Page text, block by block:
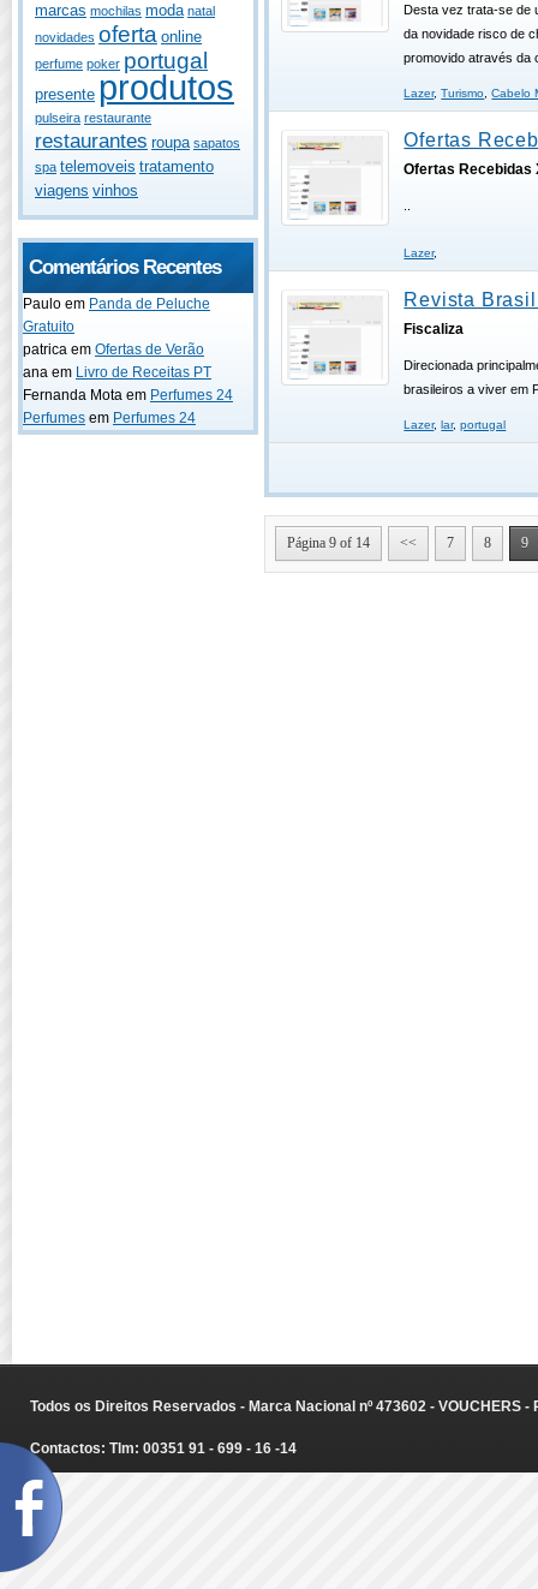
marcas mochilas moda natal
novidades oferta online
perfume poker portugal
presente produtos
pulseira restaurante
restaurantes roupa sapatos
spa telemoveis tratamento
viagens vinhos
Comentários Recentes
Paulo em Panda de Peluche
Gratuito
patrica em Ofertas de Verão
ana em Livro de Receitas PT
Fernanda Mota em Perfumes 24
Perfumes em Perfumes 24
Desta vez trata-se de
da novidade risco de
promovido através da
Lazer,Turismo,Cabelo
Ofertas
Ofertas Recebidas
..
Lazer,
Revista
Fiscaliza
Direcionada
brasileiros a viver em
Lazer, lar,portugal
Página 9 of 14 << 7 8 9
Todos os Direitos Reservados - Marca Nacional nº 473602 - VOUCHERS
Contactos: Tlm: 00351 91 - 699 - 16 -14